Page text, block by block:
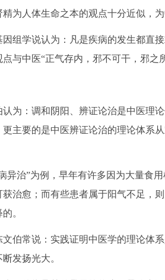
精为人体生命之本的观点十分近似，
组学说认为：凡是疾病的发生都直
点与中医“正气存内，邪不可干，邪之
为：调和阴阳、辨证论治是中医理
更主要的是中医辨证论治的理论体系
异治”为例，早年有许多因为大量食
获治愈；而有些患者属于阳气不足，
。
伯常说：实践证明中医学的理论体
发扬光大。